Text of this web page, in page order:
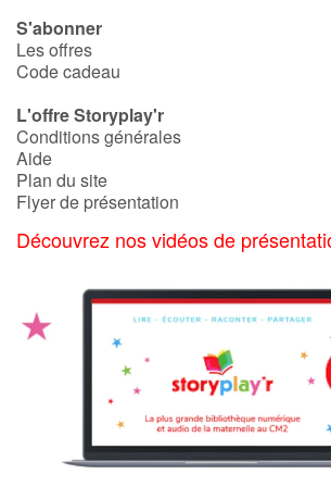
S'abonner
Les offres
Code cadeau
L'offre Storyplay'r
Conditions générales
Aide
Plan du site
Flyer de présentation
Découvrez nos vidéos de